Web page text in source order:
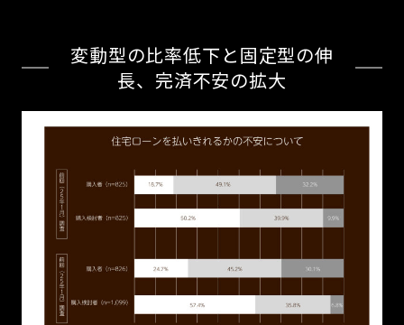
変動型の比率低下と固定型の伸
長、完済不安の拡大